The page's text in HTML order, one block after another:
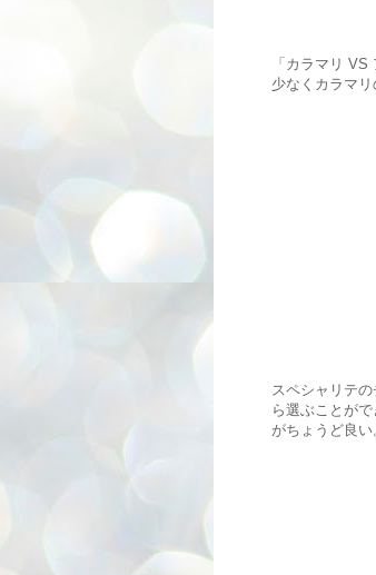
「カラマリ
少なくカラマ
スペシャリテ
ら選ぶことが
がちょうど良い